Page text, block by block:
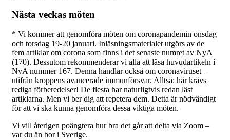
Nästa veckas möten
* Vi kommer att genomföra möten om coronapandemin onsdag
och torsdag 19-20 januari. Inläsningsmaterialet utgörs av de
fem artiklar om corona som finns i det senaste numret av NyA
(170). Dessutom rekommenderar vi alla att läsa huvudartikeln i
NyA nummer 167. Denna handlar också om coronaviruset –
utifrån kroppens avancerade immunförsvar. Alltså: här krävs
rediga förberedelser! De flesta har naturligtvis redan läst
artiklarna. Men vi ber dig att repetera dem. Detta är nödvändigt
för att vi ska kunna genomföra dessa viktiga möten.
Vi vill återigen poängtera hur bra det går att delta via Zoom –
var du än bor i Sverige.